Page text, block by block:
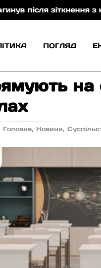
зіткнення з коровою
ПОГЛЯД
на
Головне, Новини,